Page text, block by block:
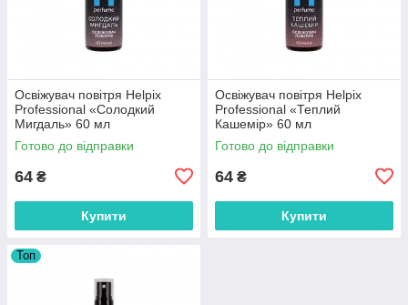
Освіжувач повітря Helpix
Professional «Солодкий
Мигдаль» 60 мл
Готово до відправки
64 ₴
Купити
Освіжувач повітря Helpix
Professional «Теплий
Кашемір» 60 мл
Готово до відправки
64 ₴
Купити
Топ